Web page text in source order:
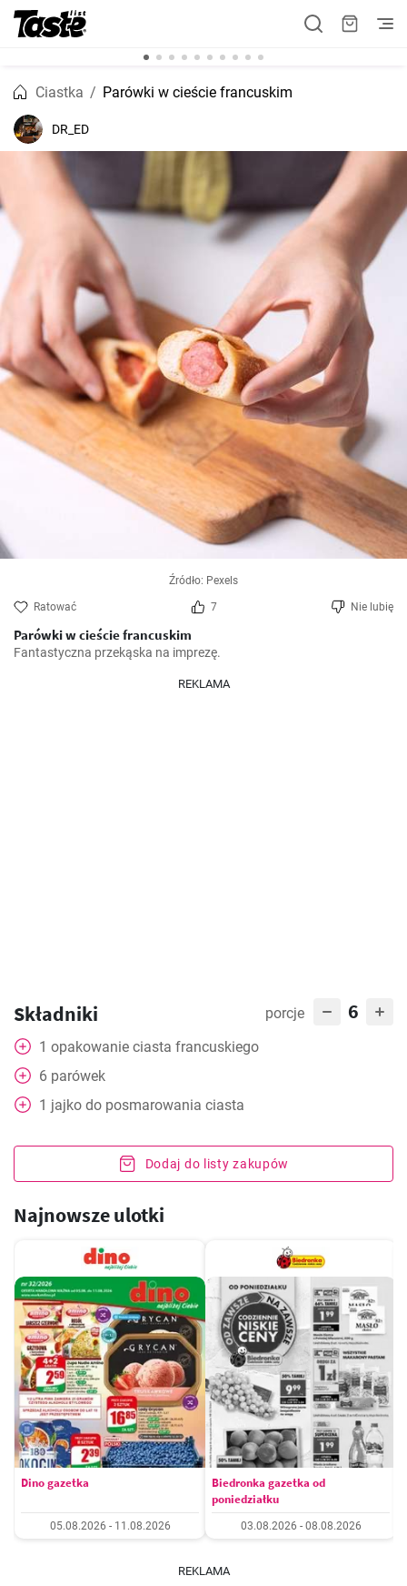
Ciastka Parówki w cieście francuskim
DR_ED
Źródło: Pexels
Ratować 7 Nie lubię
Parówki w cieście francuskim
Fantastyczna przekąska na imprezę.
REKLAMA
Składniki porcje 6
1 opakowanie ciasta francuskiego
6 parówek
1 jajko do posmarowania ciasta
Dodaj do listy zakupów
Najnowsze ulotki
Dino gazetka
05.08.2026 - 11.08.2026
Biedronka gazetka od
poniedziałku
03.08.2026 - 08.08.2026
REKLAMA